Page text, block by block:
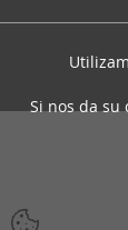
Si nos da